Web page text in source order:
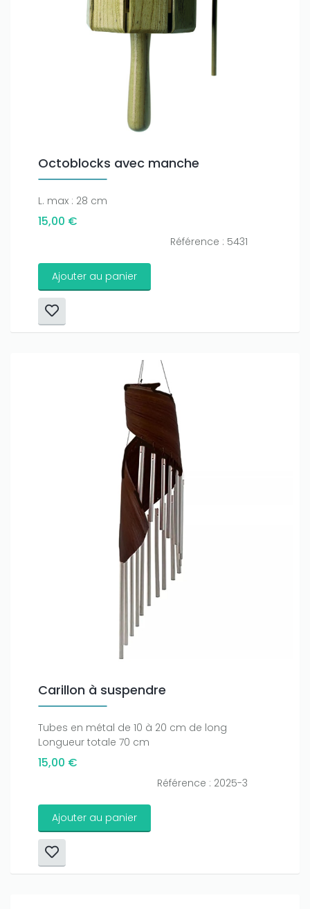
Octoblocks avec manche
L. max : 28 cm
15,00 €
Référence : 5431
Ajouter au panier
Carillon à suspendre
Tubes en métal de 10 à 20 cm de long
Longueur totale 70 cm
15,00 €
Référence : 2025-3
Ajouter au panier